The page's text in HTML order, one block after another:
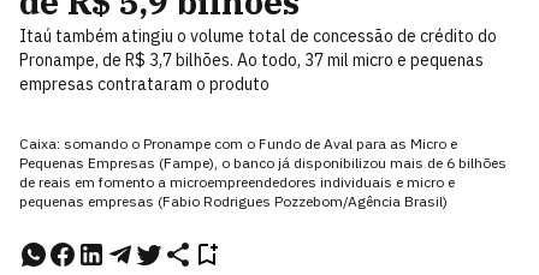
Itaú também atingiu o volume total de concessão de crédito do
Pronampe, de R$ 3,7 bilhões. Ao todo, 37 mil micro e pequenas
empresas contrataram o produto
Caixa: somando o Pronampe com o Fundo de Aval para as Micro e
Pequenas Empresas (Fampe), o banco já disponibilizou mais de 6 bilhões
de reais em fomento a microempreendedores individuais e micro e
pequenas empresas (Fabio Rodrigues Pozzebom/Agência Brasil)